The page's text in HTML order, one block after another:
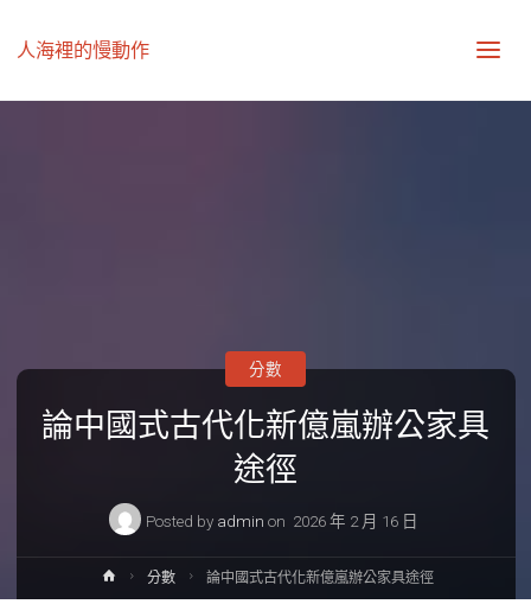
人海裡的慢動作
論中國式古代化新億嵐辦公家具
途徑
Posted by admin on 2026 年 2 月 16 日
分數
Home分數 論中國式古代化新億嵐辦公家具途徑